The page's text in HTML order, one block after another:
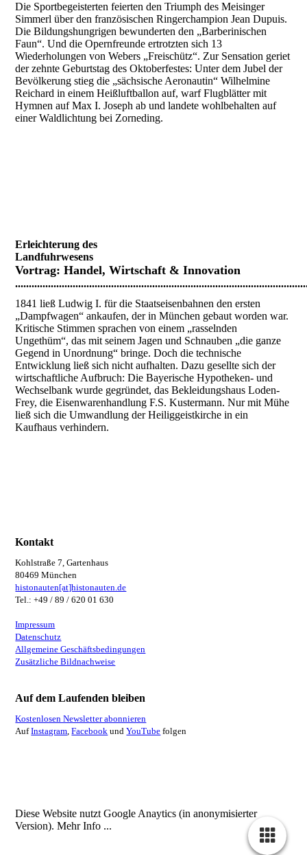
Die Sportbegeisterten feierten den Triumph des Meisinger
Simmerl über den französischen Ringerchampion Jean Dupuis.
Die Bildungshungrigen bewunderten den „Barberinischen
Faun“. Und die Opernfreunde ertrotzten sich 13
Wiederholungen von Webers „Freischütz“. Zur Sensation geriet
der zehnte Geburtstag des Oktoberfestes: Unter dem Jubel der
Bevölkerung stieg die „sächsische Aeronautin“ Wilhelmine
Reichard in einem Heißluftballon auf, warf Flugblätter mit
Hymnen auf Max I. Joseph ab und landete wohlbehalten auf
einer Waldlichtung bei Zorneding.
Erleichterung des
Landfuhrwesens
Vortrag: Handel, Wirtschaft & Innovation
1841 ließ Ludwig I. für die Staatseisenbahnen den ersten
„Dampfwagen“ ankaufen, der in München gebaut worden war.
Kritische Stimmen sprachen von einem „rasselnden
Ungethüm“, das mit seinem Jagen und Schnauben „die ganze
Gegend in Unordnung“ bringe. Doch die technische
Entwicklung ließ sich nicht aufhalten. Dazu gesellte sich der
wirtschaftliche Aufbruch: Die Bayerische Hypotheken- und
Wechselbank wurde gegründet, das Bekleidungshaus Loden-
Frey, die Eisenwarenhandlung F.S. Kustermann. Nur mit Mühe
ließ sich die Umwandlung der Heiliggeistkirche in ein
Kaufhaus verhindern.
Kontakt
Kohlstraße 7, Gartenhaus
80469 München
histonauten[at]histonauten.de
Tel.: +49 / 89 / 620 01 630
Impressum
Datenschutz
Allgemeine Geschäftsbedingungen
Zusätzliche Bildnachweise
Auf dem Laufenden bleiben
Kostenlosen Newsletter abonnieren
AufInstagram,Facebook undYouTube folgen
Diese Website nutzt Google Anaytics (in anonymisierter
Version).Mehr Info ...